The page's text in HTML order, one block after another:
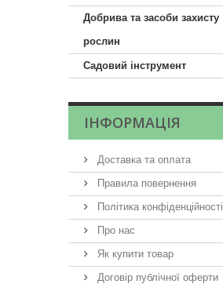
Добрива та засоби захисту
рослин
Садовий інструмент
ІНФОРМАЦІЯ
Доставка та оплата
Правила повернення
Політика конфіденційності
Про нас
Як купити товар
Договір публічної оферти